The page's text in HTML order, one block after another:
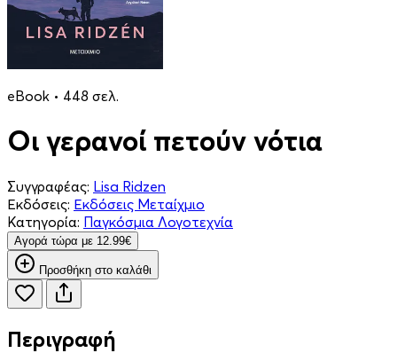
eBook • 448 σελ.
Οι γερανοί πετούν νότια
Συγγραφέας: Lisa Ridzen
Εκδόσεις: Εκδόσεις Μεταίχμιο
Κατηγορία: Παγκόσμια Λογοτεχνία
Aγορά τώρα με 12.99€
Προσθήκη στο καλάθι
Περιγραφή